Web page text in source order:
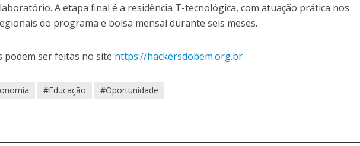
A etapa final é a residência T-tecnológica, com atuação prática nos
do programa e bolsa mensal durante seis meses.
podem ser feitas no site https://hackersdobem.org.br
#Educação #Oportunidade